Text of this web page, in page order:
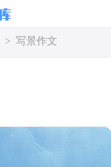
> 写景作文